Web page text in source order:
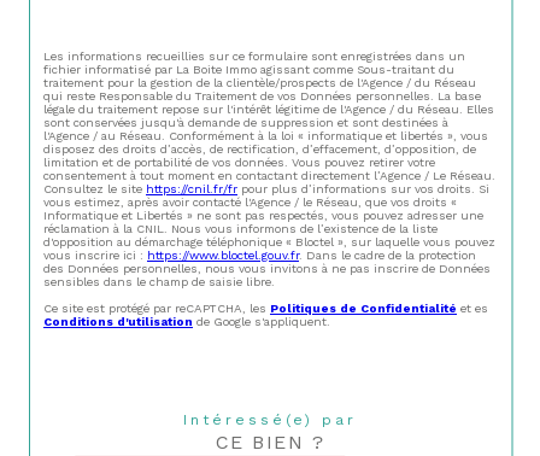
Les informations recueillies sur ce formulaire sont enregistrées dans un
fichier informatisé par La Boite Immo agissant comme Sous-traitant du
traitement pour la gestion de la clientèle/prospects de l'Agence / du Réseau
qui reste Responsable du Traitement de vos Données personnelles. La base
légale du traitement repose sur l'intérêt légitime de l'Agence / du Réseau. Elles
sont conservées jusqu'à demande de suppression et sont destinées à
l'Agence / au Réseau. Conformément à la loi « informatique et libertés », vous
disposez des droits d’accès, de rectification, d’effacement, d’opposition, de
limitation et de portabilité de vos données. Vous pouvez retirer votre
consentement à tout moment en contactant directement l’Agence / Le Réseau.
Consultez le site https://cnil.fr/fr pour plus d’informations sur vos droits. Si
vous estimez, après avoir contacté l'Agence / le Réseau, que vos droits «
Informatique et Libertés » ne sont pas respectés, vous pouvez adresser une
réclamation à la CNIL. Nous vous informons de l’existence de la liste
d'opposition au démarchage téléphonique « Bloctel », sur laquelle vous pouvez
vous inscrire ici : https://www.bloctel.gouv.fr. Dans le cadre de la protection
des Données personnelles, nous vous invitons à ne pas inscrire de Données
sensibles dans le champ de saisie libre.
Ce site est protégé par reCAPTCHA, les Politiques de Confidentialité et es
Conditions d'utilisation de Google s'appliquent.
Intéressé(e) par
CE BIEN ?